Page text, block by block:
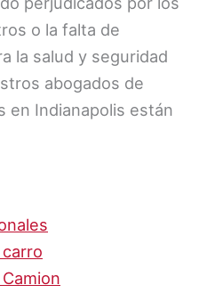
o la falta de
la salud y seguridad
abogados de
en Indianapolis están